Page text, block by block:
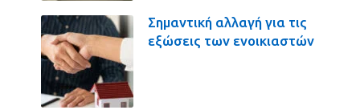
Σημαντική αλλαγή για τις
εξώσεις των ενοικιαστών